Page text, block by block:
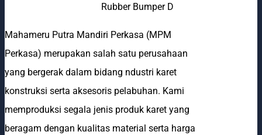
Rubber Bumper D
Mahameru Putra Mandiri Perkasa (MPM
Perkasa) merupakan salah satu perusahaan
yang bergerak dalam bidang ndustri karet
konstruksi serta aksesoris pelabuhan. Kami
memproduksi segala jenis produk karet yang
beragam dengan kualitas material serta harga